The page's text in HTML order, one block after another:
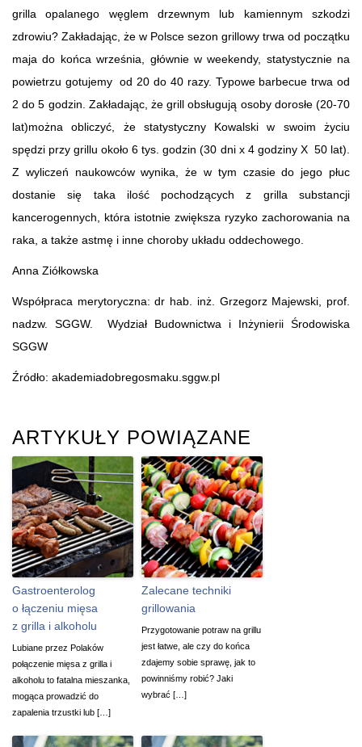
grilla opalanego węglem drzewnym lub kamiennym szkodzi
zdrowiu? Zakładając, że w Polsce sezon grillowy trwa od początku
maja do końca września, głównie w weekendy, statystycznie na
powietrzu gotujemy od 20 do 40 razy. Typowe barbecue trwa od
2 do 5 godzin. Zakładając, że grill obsługują osoby dorosłe (20-70
lat)można obliczyć, że statystyczny Kowalski w swoim życiu
spędzi przy grillu około 6 tys. godzin (30 dni x 4 godziny X 50 lat).
Z wyliczeń naukowców wynika, że w tym czasie do jego płuc
dostanie się taka ilość pochodzących z grilla substancji
kancerogennych, która istotnie zwiększa ryzyko zachorowania na
raka, a także astmę i inne choroby układu oddechowego.
Anna Ziółkowska
Współpraca merytoryczna: dr hab. inż. Grzegorz Majewski, prof.
nadzw. SGGW. Wydział Budownictwa i Inżynierii Środowiska
SGGW
Źródło: akademiadobregosmaku.sggw.pl
ARTYKUŁY POWIĄZANE
Gastroenterolog
o łączeniu mięsa
z grilla i alkoholu
Lubiane przez Polaków
połączenie mięsa z grilla i
alkoholu to fatalna mieszanka,
mogąca prowadzić do
zapalenia trzustki lub […]
Zalecane techniki
grillowania
Przygotowanie potraw na grillu
jest łatwe, ale czy do końca
zdajemy sobie sprawę, jak to
powinniśmy robić? Jaki
wybrać […]